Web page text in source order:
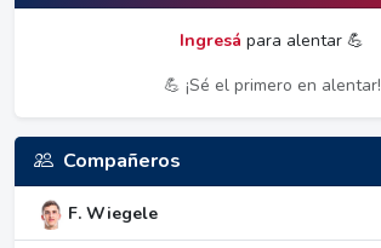
Ingresá para alentar 💪
💪 ¡Sé el primero en alentar!
Compañeros
F. Wiegele